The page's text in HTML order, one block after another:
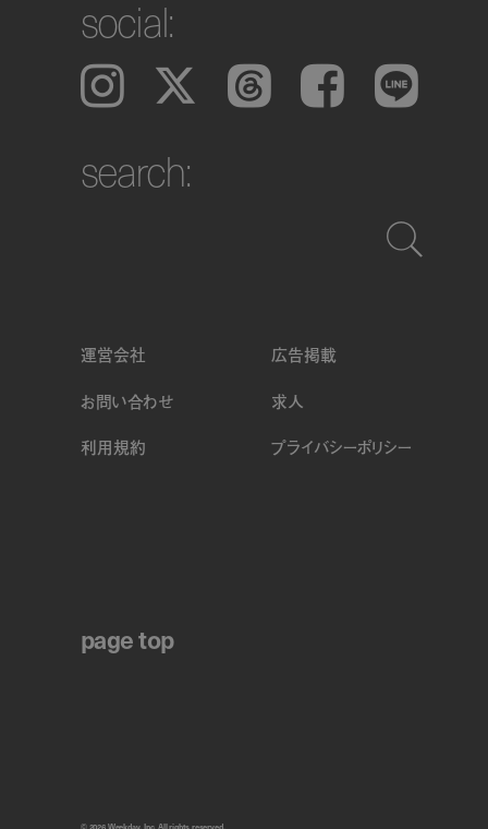
social:
Instagram 𝕏 Threads Facebook LINE
search:
運営会社
広告掲載
お問い合わせ
求人
利用規約 プライバシーポリシー
page top